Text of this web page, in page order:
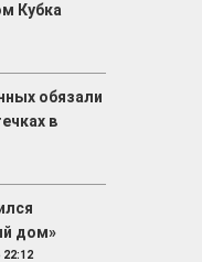
Кубка
обязали
в
дом»
22:12